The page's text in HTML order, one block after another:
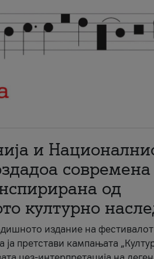
и
од
културно
издание на
ја претстави кампањата